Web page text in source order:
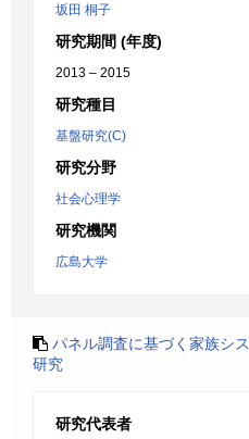
坂田 桐子
研究期間 (年度)
2013 – 2015
研究種目
基盤研究(C)
研究分野
社会心理学
研究機関
広島大学
パネル調査に基づく家族シ
研究
研究代表者